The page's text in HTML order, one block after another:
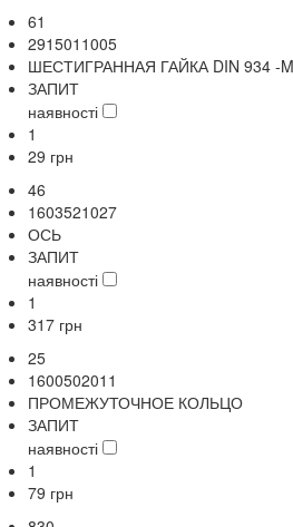
61
2915011005
ШЕСТИГРАННАЯ ГАЙКА DIN 934 -
ЗАПИТ
наявності
1
29 грн
46
1603521027
ОСЬ
ЗАПИТ
наявності
1
317 грн
25
1600502011
ПРОМЕЖУТОЧНОЕ КОЛЬЦО
ЗАПИТ
наявності
1
79 грн